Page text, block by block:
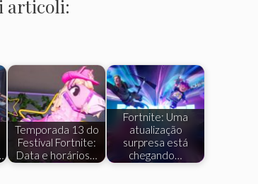
articoli:
Temporada 13 do
Festival Fortnite:
Data e horários…
Fortnite: Uma
atualização
surpresa está
chegando…